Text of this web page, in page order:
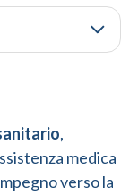
,
medica
verso la